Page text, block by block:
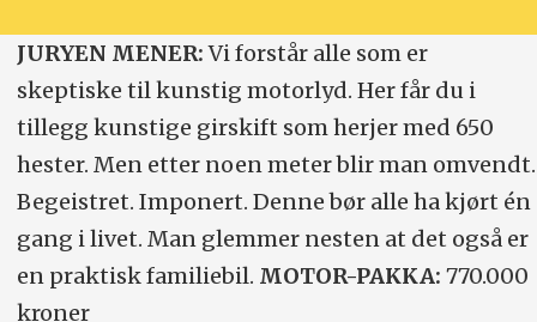
JURYEN MENER:Vi forstår alle som er
skeptiske til kunstig motorlyd. Her får du i
tillegg kunstige girskift som herjer med 650
hester. Men etter noen meter blir man omvendt.
Begeistret. Imponert. Denne bør alle ha kjørt én
gang i livet. Man glemmer nesten at det også er
en praktisk familiebil. MOTOR-PAKKA: 770.000
kroner